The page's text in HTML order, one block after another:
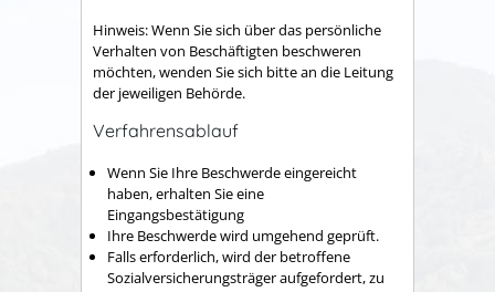
Hinweis: Wenn Sie sich über das persönliche
Verhalten von Beschäftigten beschweren
möchten, wenden Sie sich bitte an die Leitung
der jeweiligen Behörde.
Verfahrensablauf
Wenn Sie Ihre Beschwerde eingereicht
haben, erhalten Sie eine
Eingangsbestätigung
Ihre Beschwerde wird umgehend geprüft.
Falls erforderlich, wird der betroffene
Sozialversicherungsträger aufgefordert, zu